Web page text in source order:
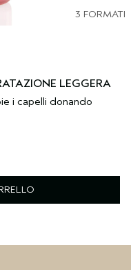
3 FORMATI
LEGGERA
i capelli donando